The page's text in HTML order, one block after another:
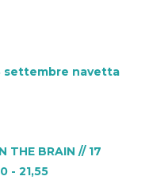
settembre navetta
THE BRAIN // 17
- 21,55